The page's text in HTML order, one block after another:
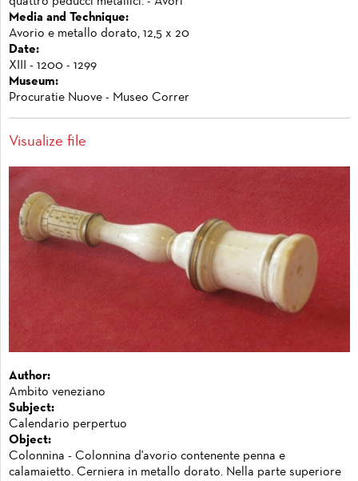
Media and Technique:
Avorio e metallo dorato, 12,5 x 20
Date:
XIII - 1200 - 1299
Museum:
Procuratie Nuove - Museo Correr
Visualize file
Author:
Ambito veneziano
Subject:
Calendario perpertuo
Object:
Colonnina - Colonnina d'avorio contenente penna e
calamaietto. Cerniera in metallo dorato. Nella parte superiore